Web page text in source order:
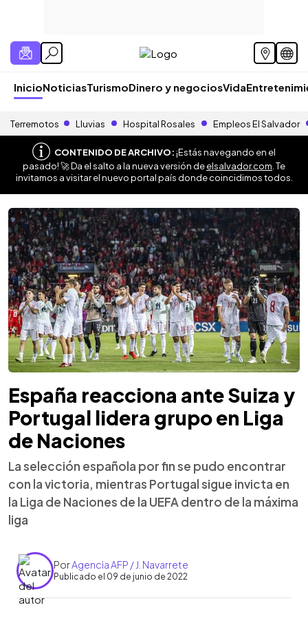
InicioNoticiasTurismoDinero y negociosVida
Terremotos Lluvias Hospital Rosales Empleos El Salvador
CONTENIDO DE ARCHIVO:¡Estás navegando en el
pasado! 🚀 Da el salto a la nueva versión deelsalvador.com . Te
invitamos a visitar el nuevo portal país donde coincidimos todos.
España reacciona ante Suiza y
Portugal lidera grupo en Liga
de Naciones
La selección española por fin se pudo encontrar
con la victoria, mientras Portugal sigue invicta en
la Liga de Naciones de la UEFA dentro de la máxima
liga
PorAgencia AFP / J. Navarrete
Publicado el 09 de junio de 2022